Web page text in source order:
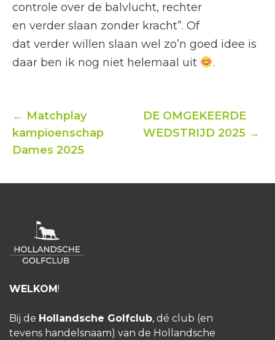
controle over de balvlucht, rechter
en verder slaan zonder kracht”. Of
dat verder willen slaan wel zo’n goed idee is
daar ben ik nog niet helemaal uit
.
← ​​Matchplay
kampioenschap
Dames 2025
DE OMGEKEERDE
WEDSTRIJD 2025 →
WELKOM!
Bij de Hollandsche Golfclub, dé club (en
tevens handelsnaam) van de Hollandsche